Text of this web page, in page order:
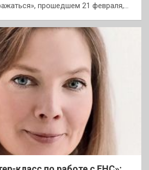
прошедшем 21 февраля,…